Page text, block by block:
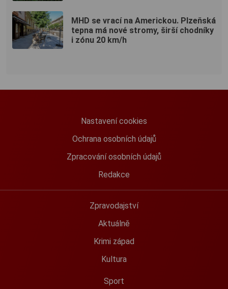
MHD se vrací na Americkou. Plzeňská
tepna má nové stromy, širší chodníky
i zónu 20 km/h
Nastavení cookies
Ochrana osobních údajů
Zpracování osobních údajů
Redakce
Zpravodajství
Aktuálně
Krimi západ
Kultura
Sport